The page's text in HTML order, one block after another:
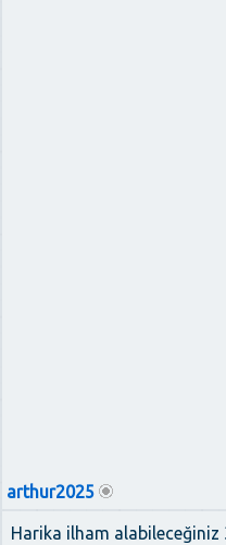
arthur2025
Harika ilham